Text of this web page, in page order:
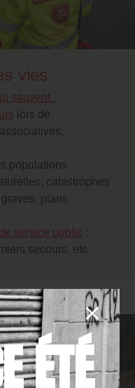
vies
sauvent.
lors de
populations
catastrophes
plans
service public :
secours, etc.
ÉTÉ